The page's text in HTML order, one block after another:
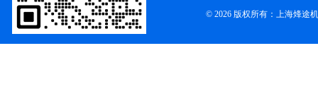
© 2026 版权所有：上海烽途